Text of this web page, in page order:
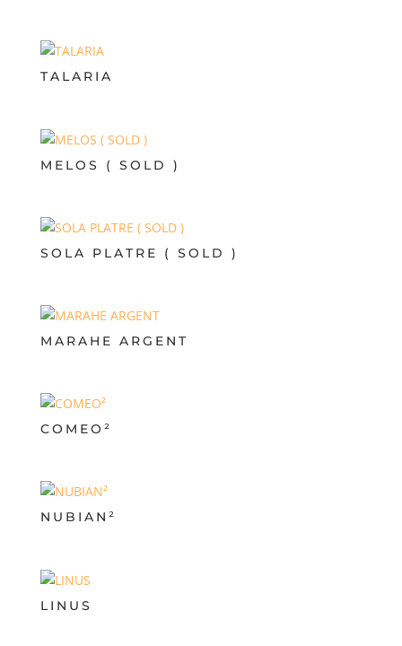
TALARIA
MELOS ( SOLD )
SOLA PLATRE ( SOLD )
MARAHE ARGENT
COMEO²
NUBIAN²
LINUS